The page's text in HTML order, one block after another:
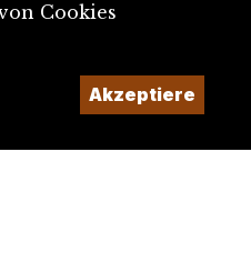
Cookies
Akzeptiere